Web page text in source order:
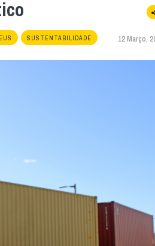
SUSTENTABILIDADE 12 Março,